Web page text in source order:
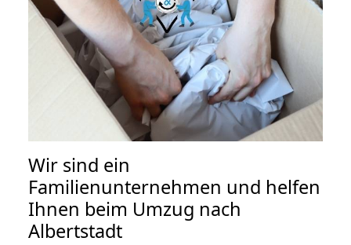
Wir sind ein
Familienunternehmen und helfen
Ihnen beim Umzug nach
Albertstadt